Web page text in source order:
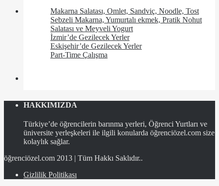
Makarna Salatası, Omlet, Sandviç, Noodle, Tost
Sebzeli Makarna, Yumurtalı ekmek, Pratik Nohut
Salatası ve Meyveli Yogurt
İzmir’de Gezilecek Yerler
Eskişehir’de Gezilecek Yerler
Part-Time Çalışma
HAKKIMIZDA
Türkiye’de öğrencilerin barınma yerleri, Öğrenci Yurtları ve
üniversite yerleşkeleri ile ilgili konularda öğrenciözel.com size
kolaylık sağlar.
öğrenciözel.com 2013 | Tüm Hakkı Saklıdır..
Gizlilik Politikası